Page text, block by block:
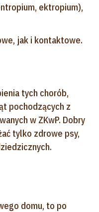
ektropium),
jak i kontaktowe.
tych chorób,
pochodzących z
w ZKwP. Dobry
tylko zdrowe psy,
domu, to po